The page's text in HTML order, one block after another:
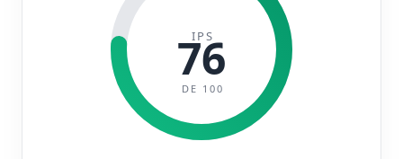
IPS
76
DE 100